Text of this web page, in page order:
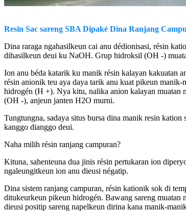
Resin Sac sareng SBA Dipaké Dina Ranjang
Dina raraga ngahasilkeun cai anu dédionisasi, résin
dihasilkeun deui ku NaOH. Grup hidroksil (OH -)
Ion anu béda katarik ku manik résin kalayan kakuatan
résin anionik teu aya daya tarik anu kuat pikeun
hidrogén (H +). Nya kitu, nalika anion kalayan muatan
(OH -), anjeun janten H2O murni.
Tungtungna, sadaya situs bursa dina manik resin
kanggo dianggo deui.
Naha milih résin ranjang campuran?
Kituna, sahenteuna dua jinis résin pertukaran ion
ngaleungitkeun ion anu dieusi négatip.
Dina sistem ranjang campuran, résin kationik sok di
ditukeurkeun pikeun hidrogén. Bawang sareng
dieusi positip sareng napelkeun dirina kana manik-